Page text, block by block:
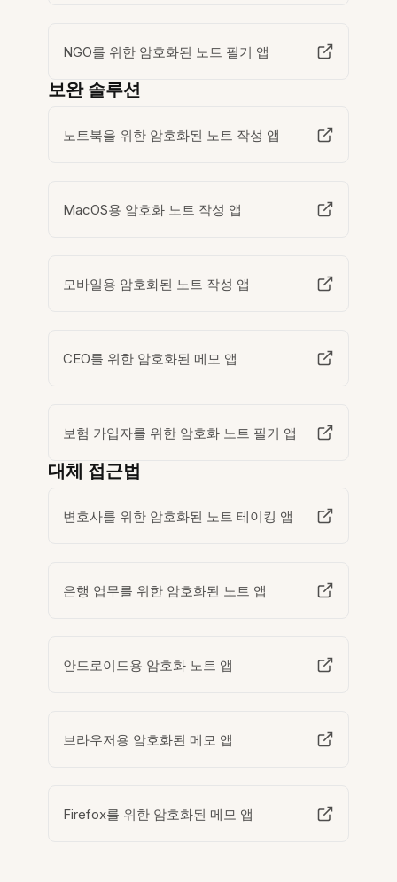
NGO를 위한 암호화된 노트 필기 앱
보완 솔루션
노트북을 위한 암호화된 노트 작성 앱
MacOS용 암호화 노트 작성 앱
모바일용 암호화된 노트 작성 앱
CEO를 위한 암호화된 메모 앱
보험 가입자를 위한 암호화 노트 필기 앱
대체 접근법
변호사를 위한 암호화된 노트 테이킹 앱
은행 업무를 위한 암호화된 노트 앱
안드로이드용 암호화 노트 앱
브라우저용 암호화된 메모 앱
Firefox를 위한 암호화된 메모 앱